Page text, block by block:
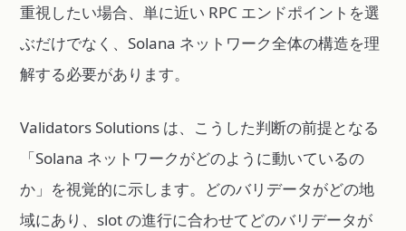
重視したい場合、単に近い RPC エンドポイントを選
ぶだけでなく、Solana ネットワーク全体の構造を理
解する必要があります。
Validators Solutions は、こうした判断の前提となる
「Solana ネットワークがどのように動いているの
か」を視覚的に示します。どのバリデータがどの地
域にあり、slot の進行に合わせてどのバリデータが